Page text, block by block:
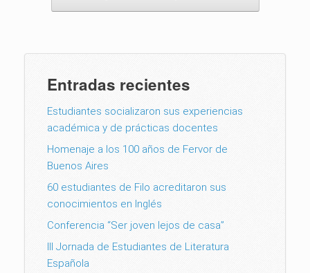
Entradas recientes
Estudiantes socializaron sus experiencias
académica y de prácticas docentes
Homenaje a los 100 años de Fervor de
Buenos Aires
60 estudiantes de Filo acreditaron sus
conocimientos en Inglés
Conferencia “Ser joven lejos de casa”
III Jornada de Estudiantes de Literatura
Española